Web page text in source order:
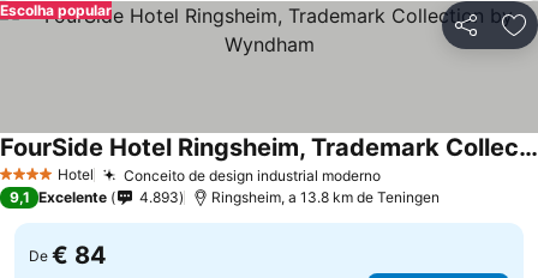
Partilhar
Escolha popular
4 EstrelasHotel Conceito de design industrial modernoVer preços
FourSide Hotel Ringsheim, Trademark Collection by Wyndham
Ver preços
9,1 Excelente 4.893 Ringsheim, a 13.8 km de Teningen
De € 84